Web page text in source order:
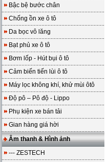
Bậc bệ bước chân
Chống ồn xe ô tô
Da bọc vô lăng
Bạt phủ xe ô tô
Bơm lốp - Hút bụi ô tô
Cảm biến tiến lùi ô tô
Máy lọc không khí, khử mùi ôtô
Độ pô – Pô độ - Lippo
Phụ kiện xe bán tải
Gian hàng giá hời
Âm thanh & Hình ảnh
--- ZESTECH